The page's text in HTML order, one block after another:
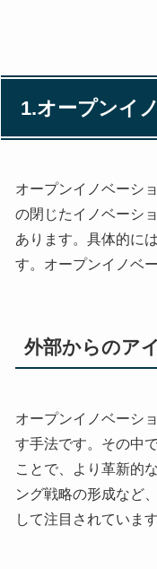
1.オープンイ
オープンイノベーシ
の閉じたイノベーシ
あります。具体的に
す。オープンイノベ
外部からのア
オープンイノベーシ
す手法です。その中
ことで、より革新的
ング戦略の形成など
して注目されています